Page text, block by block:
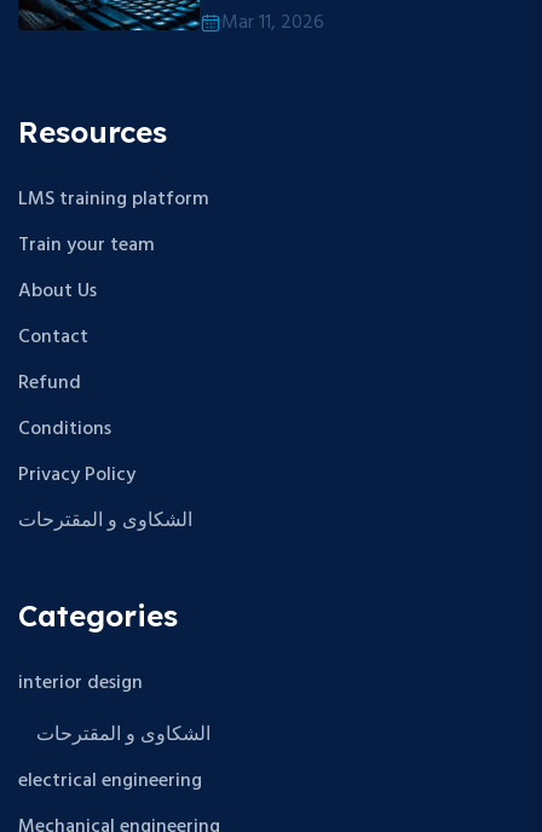
Mar 11, 2026
Resources
LMS training platform
Train your team
About Us
Contact
Refund
Conditions
Privacy Policy
الشكاوى و المقترحات
Categories
interior design
الشكاوى و المقترحات
electrical engineering